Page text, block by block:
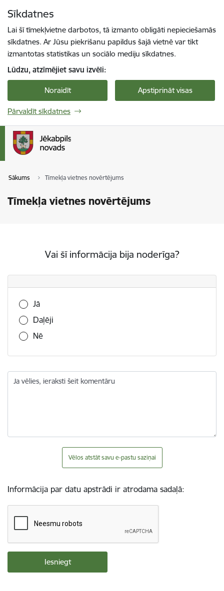
Sīkdatnes
Lai šī tīmekļvietne darbotos, tā izmanto obligāti nepieciešamās
sīkdatnes. Ar Jūsu piekrišanu papildus šajā vietnē var tikt
izmantotas statistikas un sociālo mediju sīkdatnes.
Lūdzu, atzīmējiet savu izvēli:
Noraidīt Apstiprināt visas
Pārvaldīt sīkdatnes
Sākums Tīmekļa vietnes novērtējums
Tīmekļa vietnes novērtējums
Vai šī informācija bija noderīga?
Vai šī informācija bija noderīga?
Jā
Daļēji
Nē
Ja vēlies, ieraksti šeit komentāru
Vēlos atstāt savu e-pastu saziņai
Informācija par datu apstrādi ir atrodama sadaļā: